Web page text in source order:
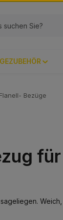
Bezüge